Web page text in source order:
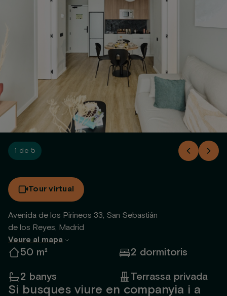
1 de 5
Tour virtual
Avenida de los Pirineos 33, San Sebastián
de los Reyes, Madrid
Veure al mapa
50 m²
2 dormitoris
2 banys
Terrassa privada
Si busques viure en companyia i a